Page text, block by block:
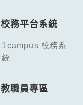
校務平台系統
1campus 校務系
統
教職員專區